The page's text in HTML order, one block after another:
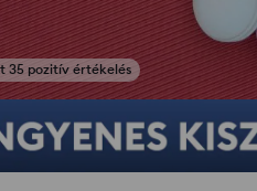
35 pozitív értékelés
értékelésekből